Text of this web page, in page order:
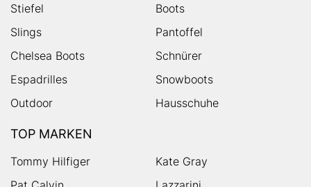
Stiefel
Boots
Slings
Pantoffel
Chelsea Boots
Schnürer
Espadrilles
Snowboots
Outdoor
Hausschuhe
TOP MARKEN
Tommy Hilfiger
Kate Gray